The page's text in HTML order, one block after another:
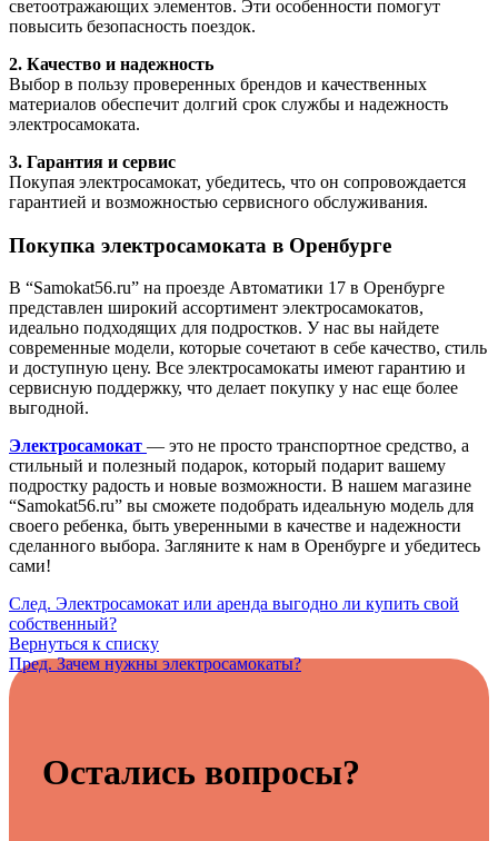
светоотражающих элементов. Эти особенности помогут
повысить безопасность поездок.
2. Качество и надежность
Выбор в пользу проверенных брендов и качественных
материалов обеспечит долгий срок службы и надежность
электросамоката.
3. Гарантия и сервис
Покупая электросамокат, убедитесь, что он сопровождается
гарантией и возможностью сервисного обслуживания.
Покупка электросамоката в Оренбурге
В “Samokat56.ru” на проезде Автоматики 17 в Оренбурге
представлен широкий ассортимент электросамокатов,
идеально подходящих для подростков. У нас вы найдете
современные модели, которые сочетают в себе качество, стиль
и доступную цену. Все электросамокаты имеют гарантию и
сервисную поддержку, что делает покупку у нас еще более
выгодной.
Электросамокат — это не просто транспортное средство, а
стильный и полезный подарок, который подарит вашему
подростку радость и новые возможности. В нашем магазине
“Samokat56.ru” вы сможете подобрать идеальную модель для
своего ребенка, быть уверенными в качестве и надежности
сделанного выбора. Загляните к нам в Оренбурге и убедитесь
сами!
След. Электросамокат или аренда выгодно ли купить свой
собственный?
Вернуться к списку
Пред. Зачем нужны электросамокаты?
Остались вопросы?